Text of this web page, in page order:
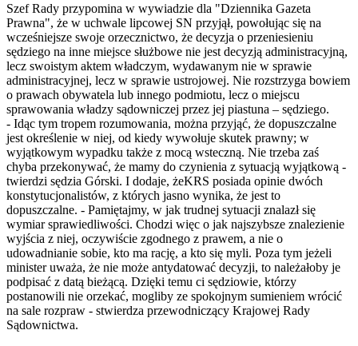
Szef Rady przypomina w wywiadzie dla "Dziennika Gazeta
Prawna", że w uchwale lipcowej SN przyjął, powołując się na
wcześniejsze swoje orzecznictwo, że decyzja o przeniesieniu
sędziego na inne miejsce służbowe nie jest decyzją administracyjną,
lecz swoistym aktem władczym, wydawanym nie w sprawie
administracyjnej, lecz w sprawie ustrojowej. Nie rozstrzyga bowiem
o prawach obywatela lub innego podmiotu, lecz o miejscu
sprawowania władzy sądowniczej przez jej piastuna – sędziego.
- Idąc tym tropem rozumowania, można przyjąć, że dopuszczalne
jest określenie w niej, od kiedy wywołuje skutek prawny; w
wyjątkowym wypadku także z mocą wsteczną. Nie trzeba zaś
chyba przekonywać, że mamy do czynienia z sytuacją wyjątkową -
twierdzi sędzia Górski. I dodaje, żeKRS posiada opinie dwóch
konstytucjonalistów, z których jasno wynika, że jest to
dopuszczalne. - Pamiętajmy, w jak trudnej sytuacji znalazł się
wymiar sprawiedliwości. Chodzi więc o jak najszybsze znalezienie
wyjścia z niej, oczywiście zgodnego z prawem, a nie o
udowadnianie sobie, kto ma rację, a kto się myli. Poza tym jeżeli
minister uważa, że nie może antydatować decyzji, to należałoby je
podpisać z datą bieżącą. Dzięki temu ci sędziowie, którzy
postanowili nie orzekać, mogliby ze spokojnym sumieniem wrócić
na sale rozpraw - stwierdza przewodniczący Krajowej Rady
Sądownictwa.